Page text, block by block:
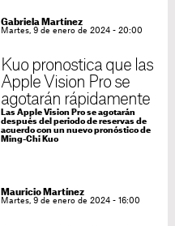
Gabriela Martínez
Martes, 9 de enero de 2024 - 20:00
Kuo pronostica que las
Apple Vision Pro se
agotarán rápidamente
Las Apple Vision Pro se agotarán
después del periodo de reservas de
acuerdo con un nuevo pronóstico de
Ming-Chi Kuo
Mauricio Martínez
Martes, 9 de enero de 2024 - 16:00